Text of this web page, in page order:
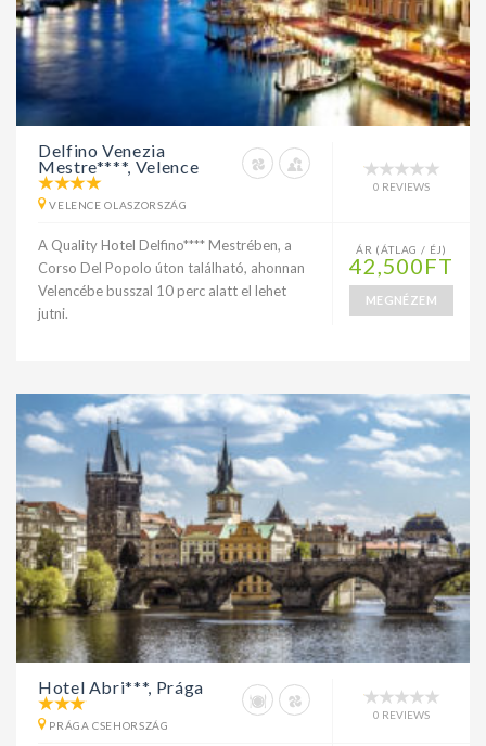
Delfino Venezia
Mestre****, Velence
VELENCE OLASZORSZÁG
0 REVIEWS
A Quality Hotel Delfino**** Mestrében, a
Corso Del Popolo úton található, ahonnan
Velencébe busszal 10 perc alatt el lehet
jutni.
ÁR (ÁTLAG / ÉJ)
42,500FT
MEGNÉZEM
Hotel Abri***, Prága
PRÁGA CSEHORSZÁG
0 REVIEWS